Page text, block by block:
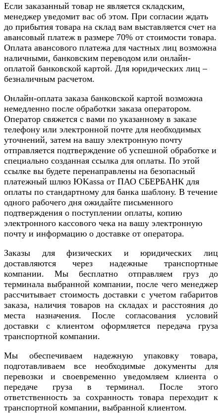
Если заказанный товар не является складским,
менеджер уведомит вас об этом. При согласии ждать
до прибытия товара на склад вам выставляется счет на
авансовый платеж в размере 70% от стоимости товара.
Оплата авансового платежа для частных лиц возможна
наличными, банковским переводом или онлайн-
оплатой банковской картой. Для юридических лиц –
безналичным расчетом.
Онлайн-оплата заказа банковской картой возможна
немедленно после обработки заказа оператором.
Оператор свяжется с вами по указанному в заказе
телефону или электронной почте для необходимых
уточнений, затем на вашу электронную почту
отправляется подтверждение об успешной обработке и
специально созданная ссылка для оплаты. По этой
ссылке вы будете перенаправлены на безопасный
платежный шлюз ЮKassa от ПАО СБЕРБАНК для
оплаты по стандартному для банка шаблону. В течение
одного рабочего дня ожидайте письменного
подтверждения о поступлении оплаты, копию
электронного кассового чека на вашу электронную
почту и информацию о доставке от оператора.
Заказы для физических и юридических лиц
доставляются через надежные транспортные
компании. Мы бесплатно отправляем груз до
терминала выбранной компании, после чего менеджер
рассчитывает стоимость доставки с учетом габаритов
заказа, наличия товаров на складах и расстояния до
места назначения. После согласования условий
доставки с клиентом оформляется передача груза
транспортной компании.
Мы обеспечиваем надежную упаковку товара,
подготавливаем все необходимые документы для
перевозки и своевременно уведомляем клиента о
передаче груза в терминал. После этого
ответственность за сохранность товара переходит к
транспортной компании, выбранной клиентом.